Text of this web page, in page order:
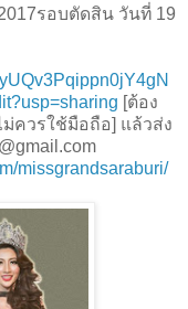
รอบตัดสิน วันที่ 19
[ต้อง
ควรใช้มือถือ] แล้วส่ง
missgrandsaraburi/